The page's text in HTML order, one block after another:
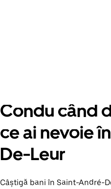
Condu când
ce ai nevoie
De-Leur
Câștigă bani în Saint-André-